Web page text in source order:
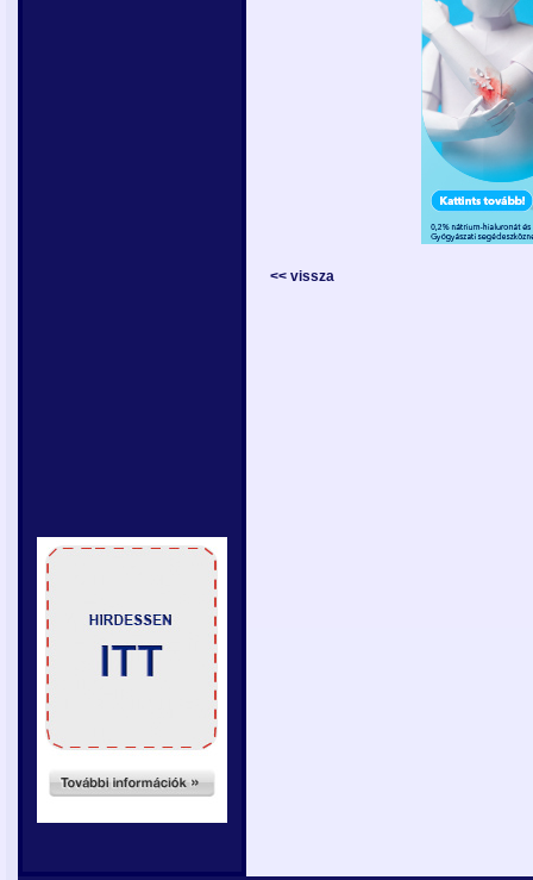
<< vissza